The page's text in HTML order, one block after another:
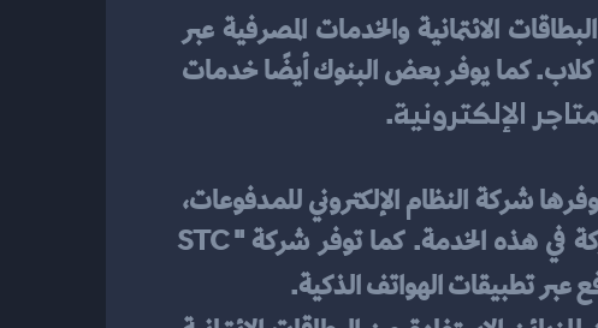
في السعودية، تتوفر خيارات متنوعة للدفع الإلكتروني، حيث يمكن للزبائن استخدام البطاقات الائتمانية والخدمات المصرفية عبر
الإلكترونية.
وتتيح إمكانية الدفع عبر الإنترنت باستخدام بطاقات الصراف الآلي لدى البنوك المشاركة في هذه الخدمة. كما توفر شركة "STC
عبر تطبيقات الهواتف الذكية.